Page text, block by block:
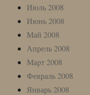
Июль 2008
Июнь 2008
Май 2008
Апрель 2008
Март 2008
Февраль 2008
Январь 2008